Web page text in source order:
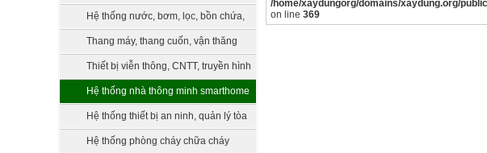
Hệ thống nước, bơm, lọc, bồn chứa,
xử lý nướcThang máy, thang cuốn, vận thăng
Thiết bị viễn thông, CNTT, truyền hình
Hệ thống nhà thông minh smarthome
Hệ thống thiết bị an ninh, quản lý tòa
Hệ thống phòng cháy chữa cháy
/home/xaydungorg/domains/xaydung.org/
on line 369